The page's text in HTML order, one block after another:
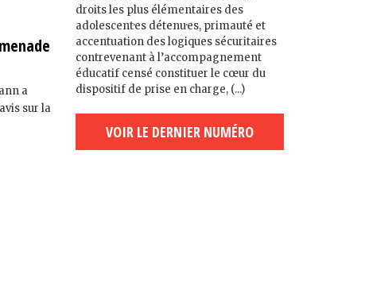
a
sur la
droits les plus élémentaires des
adolescent·es détenu·es, primauté et
accentuation des logiques sécuritaires
contrevenant à l’accompagnement
éducatif censé constituer le cœur du
dispositif de prise en charge, (...)
VOIR LE DERNIER NUMÉRO